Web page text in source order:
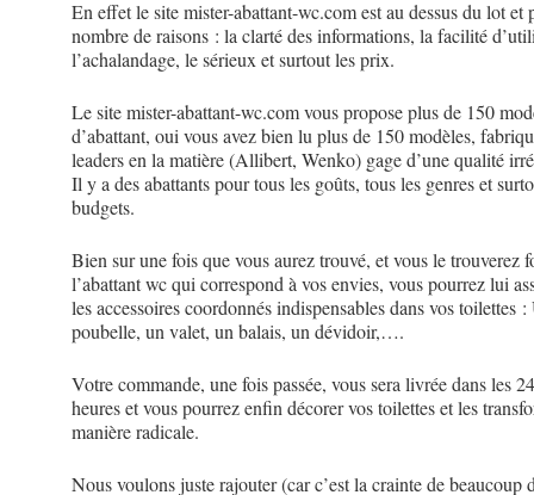
En effet le site mister-abattant-wc.com est au dessus du lot et
nombre de raisons : la clarté des informations, la facilité
l’achalandage, le sérieux et surtout les prix.
Le site mister-abattant-wc.com vous propose plus de 150
d’abattant, oui vous avez bien lu plus de 150 modèles,
leaders en la matière (Allibert, Wenko) gage d’une qualité
Il y a des abattants pour tous les goûts, tous les genres et
budgets.
Bien sur une fois que vous aurez trouvé, et vous le trouverez
l’abattant wc qui correspond à vos envies, vous pourrez lui
les accessoires coordonnés indispensables dans vos toilettes :
poubelle, un valet, un balais, un dévidoir,….
Votre commande, une fois passée, vous sera livrée dans les
heures et vous pourrez enfin décorer vos toilettes et les
manière radicale.
Nous voulons juste rajouter (car c’est la crainte de beaucoup